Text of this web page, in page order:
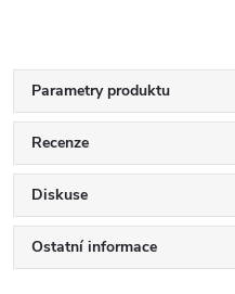
Parametry produktu
Recenze
Diskuse
Ostatní informace